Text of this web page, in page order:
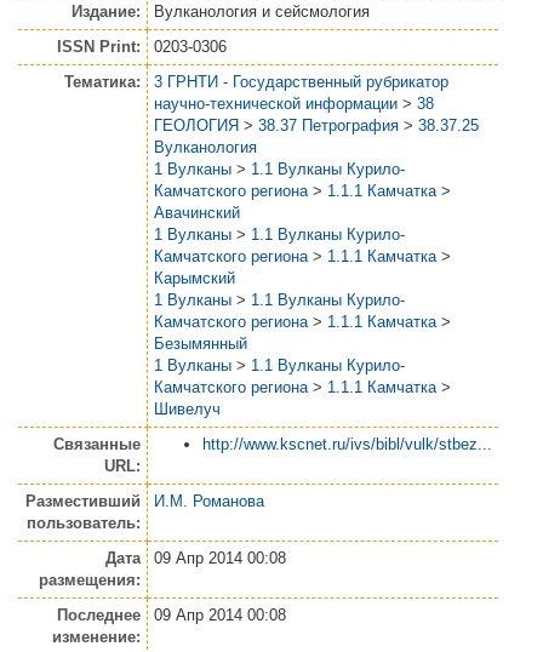
Издание:
Вулканология и сейсмология
ISSN Print:
0203-0306
Тематика:
3 ГРНТИ - Государственный рубрикатор
научно-технической информации > 38
ГЕОЛОГИЯ > 38.37 Петрография > 38.37.25
Вулканология
1 Вулканы > 1.1 Вулканы Курило-
Камчатского региона > 1.1.1 Камчатка >
Авачинский
1 Вулканы > 1.1 Вулканы Курило-
Камчатского региона > 1.1.1 Камчатка >
Карымский
1 Вулканы > 1.1 Вулканы Курило-
Камчатского региона > 1.1.1 Камчатка >
Безымянный
1 Вулканы > 1.1 Вулканы Курило-
Камчатского региона > 1.1.1 Камчатка >
Шивелуч
Связанные
URL:
http://www.kscnet.ru/ivs/bibl/vulk/stbez...
Разместивший
пользователь:
И.М. Романова
Дата
размещения:
09 Апр 2014 00:08
Последнее
изменение:
09 Апр 2014 00:08